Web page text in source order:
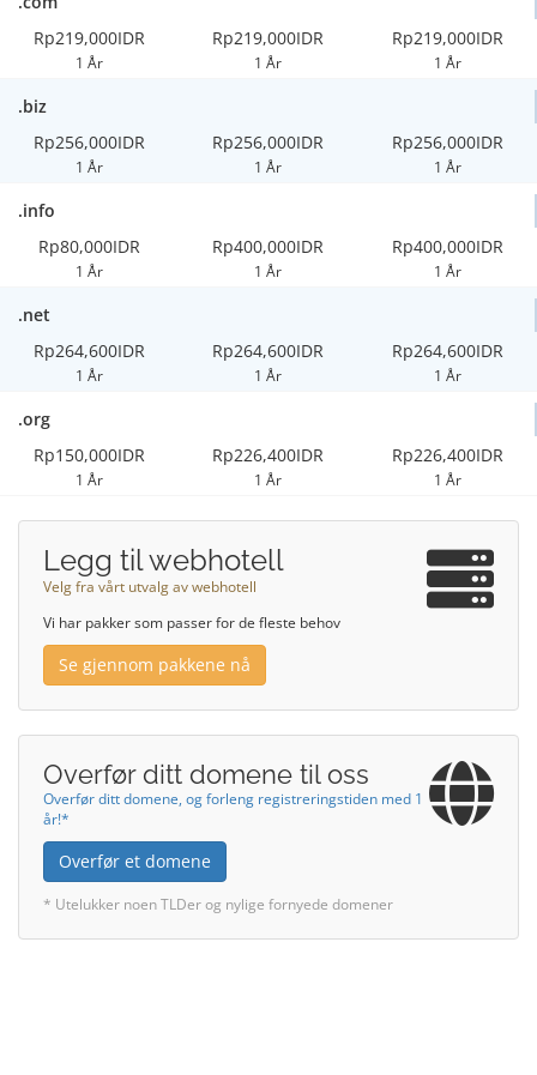
Rp219,000IDR
1 År
Rp219,000IDR
1 År
Rp219,000IDR
1 År
.biz
Rp256,000IDR
1 År
Rp256,000IDR
1 År
Rp256,000IDR
1 År
.info
Rp80,000IDR
1 År
Rp400,000IDR
1 År
Rp400,000IDR
1 År
.net
Rp264,600IDR
1 År
Rp264,600IDR
1 År
Rp264,600IDR
1 År
.org
Rp150,000IDR
1 År
Rp226,400IDR
1 År
Rp226,400IDR
1 År
Legg til webhotell
Velg fra vårt utvalg av webhotell
Vi har pakker som passer for de fleste behov
Se gjennom pakkene nå
Overfør ditt domene til oss
Overfør ditt domene, og forleng registreringstiden med 1
år!*
Overfør et domene
* Utelukker noen TLDer og nylige fornyede domener